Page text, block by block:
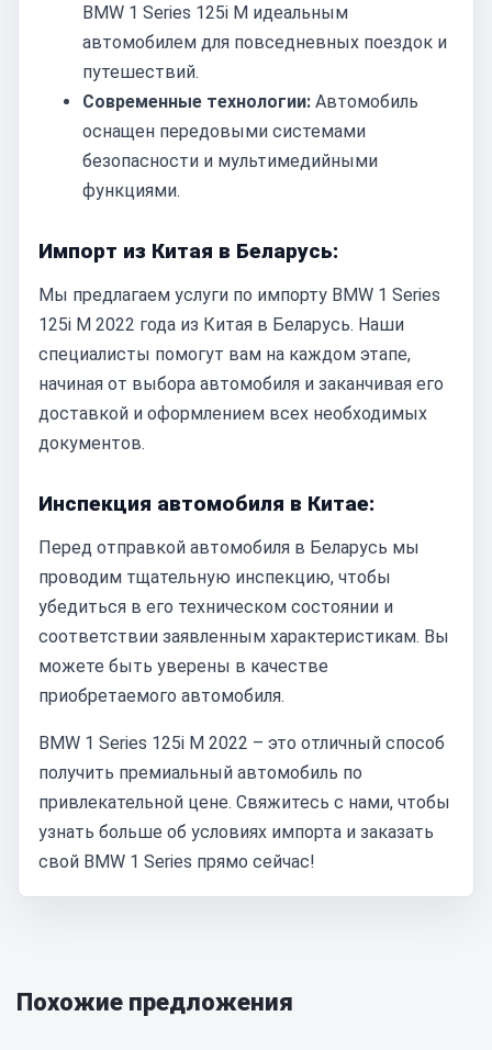
BMW 1 Series 125i M идеальным
автомобилем для повседневных поездок и
путешествий.
Современные технологии: Автомобиль
оснащен передовыми системами
безопасности и мультимедийными
функциями.
Импорт из Китая в Беларусь:
Мы предлагаем услуги по импорту BMW 1 Series
125i M 2022 года из Китая в Беларусь. Наши
специалисты помогут вам на каждом этапе,
начиная от выбора автомобиля и заканчивая его
доставкой и оформлением всех необходимых
документов.
Инспекция автомобиля в Китае:
Перед отправкой автомобиля в Беларусь мы
проводим тщательную инспекцию, чтобы
убедиться в его техническом состоянии и
соответствии заявленным характеристикам. Вы
можете быть уверены в качестве
приобретаемого автомобиля.
BMW 1 Series 125i M 2022 – это отличный способ
получить премиальный автомобиль по
привлекательной цене. Свяжитесь с нами, чтобы
узнать больше об условиях импорта и заказать
свой BMW 1 Series прямо сейчас!
Похожие предложения